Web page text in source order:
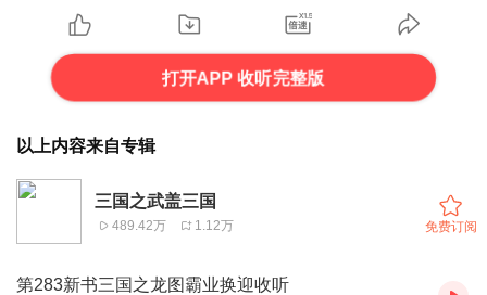
打开APP 收听完整版
以上内容来自专辑
三国之武盖三国
489.42万 1.12万 免费订阅
第283新书三国之龙图霸业换迎收听